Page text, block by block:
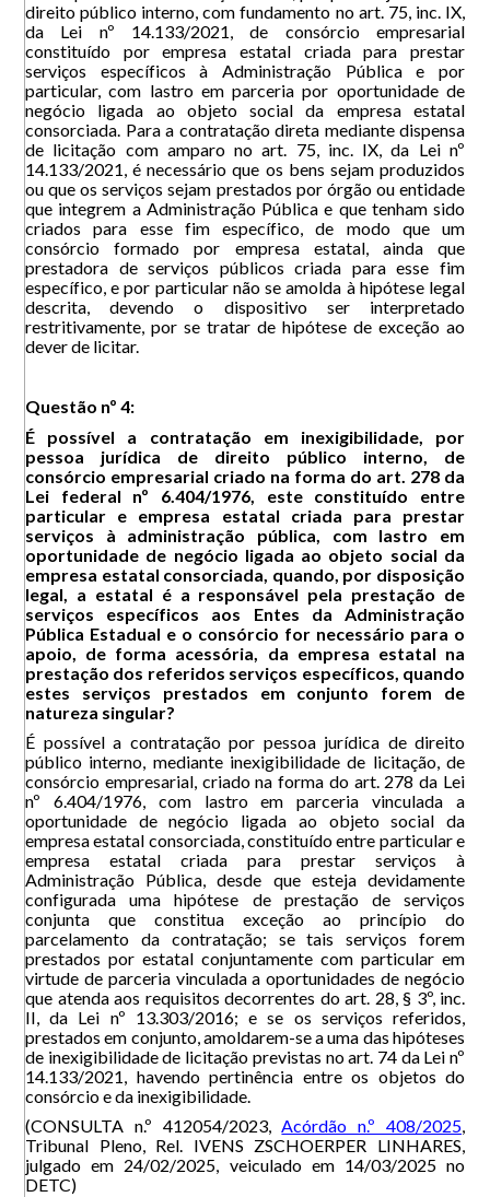
direito público interno, com fundamento no art. 75, inc. IX,
da Lei nº 14.133/2021, de consórcio empresarial
constituído por empresa estatal criada para prestar
serviços específicos à Administração Pública e por
particular, com lastro em parceria por oportunidade de
negócio ligada ao objeto social da empresa estatal
consorciada. Para a contratação direta mediante dispensa
de licitação com amparo no art. 75, inc. IX, da Lei nº
14.133/2021, é necessário que os bens sejam produzidos
ou que os serviços sejam prestados por órgão ou entidade
que integrem a Administração Pública e que tenham sido
criados para esse fim específico, de modo que um
consórcio formado por empresa estatal, ainda que
prestadora de serviços públicos criada para esse fim
específico, e por particular não se amolda à hipótese legal
descrita, devendo o dispositivo ser interpretado
restritivamente, por se tratar de hipótese de exceção ao
dever de licitar.
Questão nº 4:
É possível a contratação em inexigibilidade, por
pessoa jurídica de direito público interno, de
consórcio empresarial criado na forma do art. 278 da
Lei federal nº 6.404/1976, este constituído entre
particular e empresa estatal criada para prestar
serviços à administração pública, com lastro em
oportunidade de negócio ligada ao objeto social da
empresa estatal consorciada, quando, por disposição
legal, a estatal é a responsável pela prestação de
serviços específicos aos Entes da Administração
Pública Estadual e o consórcio for necessário para o
apoio, de forma acessória, da empresa estatal na
prestação dos referidos serviços específicos, quando
estes serviços prestados em conjunto forem de
natureza singular?
É possível a contratação por pessoa jurídica de direito
público interno, mediante inexigibilidade de licitação, de
consórcio empresarial, criado na forma do art. 278 da Lei
nº 6.404/1976, com lastro em parceria vinculada a
oportunidade de negócio ligada ao objeto social da
empresa estatal consorciada, constituído entre particular e
empresa estatal criada para prestar serviços à
Administração Pública, desde que esteja devidamente
configurada uma hipótese de prestação de serviços
conjunta que constitua exceção ao princípio do
parcelamento da contratação; se tais serviços forem
prestados por estatal conjuntamente com particular em
virtude de parceria vinculada a oportunidades de negócio
que atenda aos requisitos decorrentes do art. 28, § 3º, inc.
II, da Lei nº 13.303/2016; e se os serviços referidos,
prestados em conjunto, amoldarem-se a uma das hipóteses
de inexigibilidade de licitação previstas no art. 74 da Lei nº
14.133/2021, havendo pertinência entre os objetos do
consórcio e da inexigibilidade.
(CONSULTA n.º 412054/2023,Acórdão n.º 408/2025,
Tribunal Pleno, Rel. IVENS ZSCHOERPER LINHARES,
julgado em 24/02/2025, veiculado em 14/03/2025 no
DETC)